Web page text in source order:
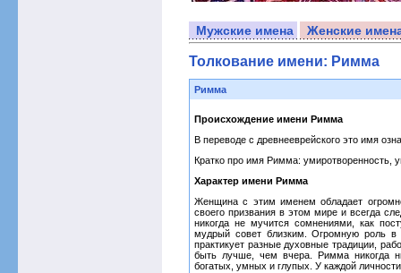
Мужские имена Женские
Толкование имени: Римма
Римма
Происхождение имени Римма
В переводе с древнееврейского это имя
Кратко про имя Римма: умиротворенность,
Характер имени Римма
Женщина с этим именем обладает
своего призвания в этом мире и всегда
никогда не мучится сомнениями, как
мудрый совет близким. Огромную роль
практикует разные духовные традиции,
быть лучше, чем вчера. Римма никогда
богатых, умных и глупых. У каждой